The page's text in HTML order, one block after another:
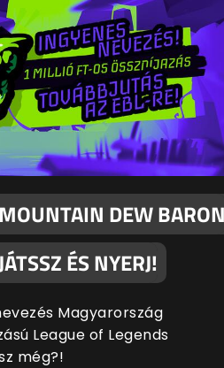
DEW
ÉS NYERJ!
Magyarország
League of Legends
még?!